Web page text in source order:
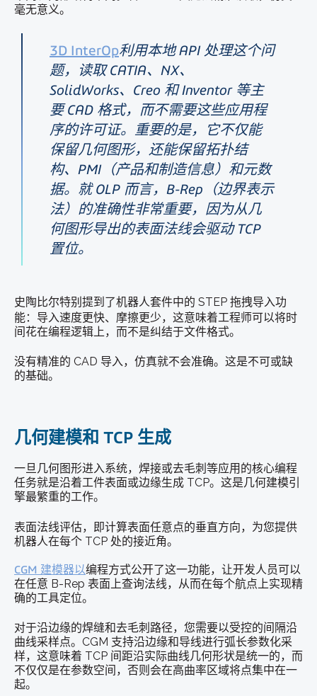
毫无意义。
3D InterOp利用本地 API 处理这个问
题，读取 CATIA、NX、
SolidWorks、Creo 和 Inventor 等主
要 CAD 格式，而不需要这些应用程
序的许可证。重要的是，它不仅能
保留几何图形，还能保留拓扑结
构、PMI（产品和制造信息）和元数
据。就 OLP 而言，B-Rep（边界表示
法）的准确性非常重要，因为从几
何图形导出的表面法线会驱动 TCP
置位。
史陶比尔特别提到了机器人套件中的 STEP 拖拽导入功
能：导入速度更快、摩擦更少，这意味着工程师可以将时
间花在编程逻辑上，而不是纠结于文件格式。
没有精准的 CAD 导入，仿真就不会准确。这是不可或缺
的基础。
几何建模和 TCP 生成
一旦几何图形进入系统，焊接或去毛刺等应用的核心编程
任务就是沿着工件表面或边缘生成 TCP。这是几何建模引
擎最繁重的工作。
表面法线评估，即计算表面任意点的垂直方向，为您提供
机器人在每个 TCP 处的接近角。
CGM 建模器以编程方式公开了这一功能，让开发人员可以
在任意 B-Rep 表面上查询法线，从而在每个航点上实现精
确的工具定位。
对于沿边缘的焊缝和去毛刺路径，您需要以受控的间隔沿
曲线采样点。CGM 支持沿边缘和导线进行弧长参数化采
样，这意味着 TCP 间距沿实际曲线几何形状是统一的，而
不仅仅是在参数空间，否则会在高曲率区域将点集中在一
起。